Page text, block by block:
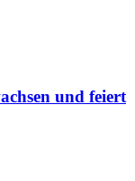
und feiert